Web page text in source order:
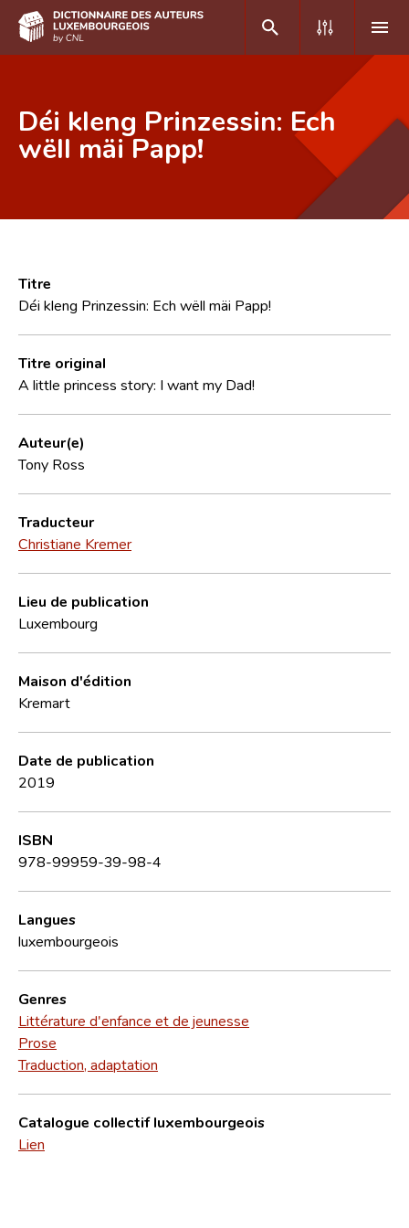
DE
Foire aux questions
CNL
Équipe scientifique
Contact
Déi kleng Prinzessin: Ech
wëll mäi Papp!
Titre
Déi kleng Prinzessin: Ech wëll mäi Papp!
Titre original
A little princess story: I want my Dad!
Auteur(e)
Tony Ross
Traducteur
Christiane Kremer
Lieu de publication
Luxembourg
Maison d'édition
Kremart
Date de publication
2019
ISBN
978-99959-39-98-4
Langues
luxembourgeois
Genres
Littérature d'enfance et de jeunesse
Prose
Traduction, adaptation
Catalogue collectif luxembourgeois
Lien